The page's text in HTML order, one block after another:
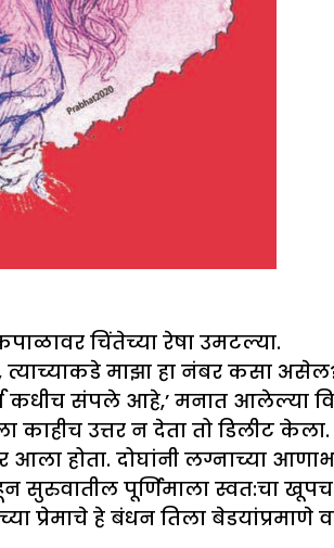
चिंतेच्या रेषा उमटल्या.
माझा हा नंबर कसा असेल?
संपले आहे,’ मनात आलेल्या
उत्तर न देता तो डिलीट केला.
आला होता. दोघांनी लग्नाच्या
सुरुवातील पूर्णिमाला स्वत:चा
हे बंधन तिला बेडयांप्रमाणे